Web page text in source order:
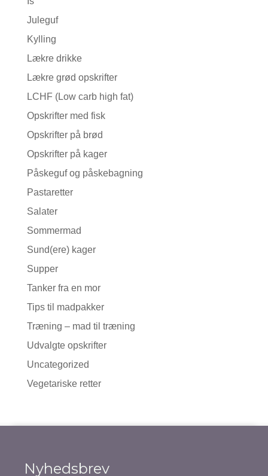
Juleguf
Kylling
Lækre drikke
Lækre grød opskrifter
LCHF (Low carb high fat)
Opskrifter med fisk
Opskrifter på brød
Opskrifter på kager
Påskeguf og påskebagning
Pastaretter
Salater
Sommermad
Sund(ere) kager
Supper
Tanker fra en mor
Tips til madpakker
Træning – mad til træning
Udvalgte opskrifter
Uncategorized
Vegetariske retter
Nyhedsbrev